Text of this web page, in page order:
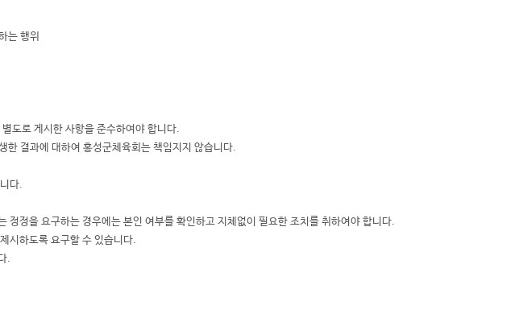
는 행위
도로 게시한 사항을 준수하여야 합니다.
결과에 대하여 홍성군체육회는 책임지지 않습니다.
다.
정을 요구하는 경우에는 본인 여부를 확인하고 지체없이 필요한 조치를 취하여야 합니다.
시하도록 요구할 수 있습니다.
.